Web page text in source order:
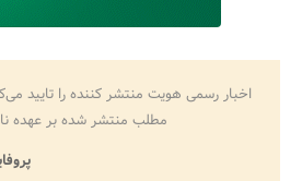
اخبار رسمی هویت منتشر کننده را تایید
مطلب منتشر شده بر عهده